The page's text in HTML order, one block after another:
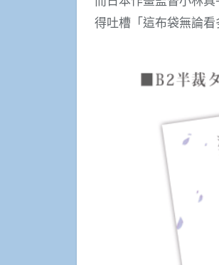
得吐槽「這布袋無論看